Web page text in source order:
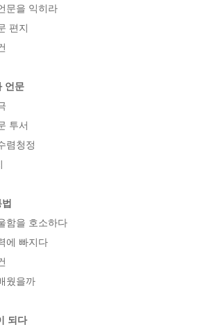
문을 익히라
편지
언문
투서
렴청정
함을 호소하다
에 빠지다
웠을까
되다